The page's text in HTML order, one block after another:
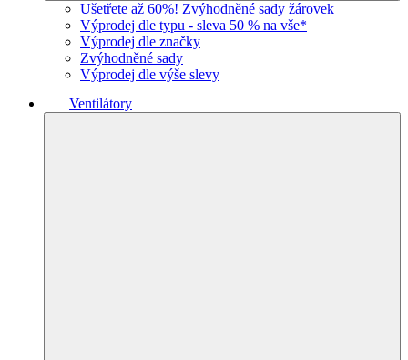
Ušetřete až 60%! Zvýhodněné sady žárovek
Výprodej dle typu - sleva 50 % na vše*
Výprodej dle značky
Zvýhodněné sady
Výprodej dle výše slevy
Ventilátory